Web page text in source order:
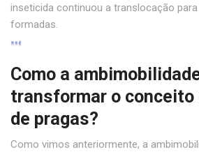
inseticida continuou a translocação
formadas.
Como a
transformar o conceito
de pragas?
Como vimos anteriormente, a